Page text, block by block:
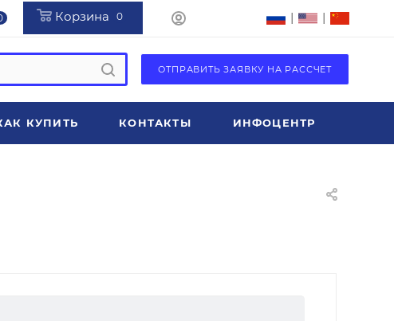
Корзина 0 | |
ОТПРАВИТЬ ЗАЯВКУ НА РАССЧЕТ
КУПИТЬ КОНТАКТЫ ИНФОЦЕНТР